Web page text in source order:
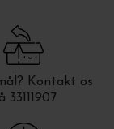
Kontakt os
33111907